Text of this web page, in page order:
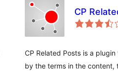
CP
CP Related Posts is a
by the terms in the